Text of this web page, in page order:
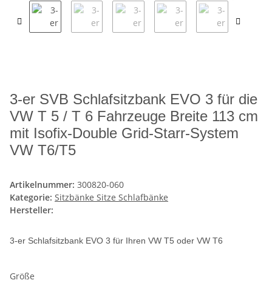
3-er SVB Schlafsitzbank EVO 3 für die
VW T 5 / T 6 Fahrzeuge Breite 113 cm
mit Isofix-Double Grid-Starr-System
VW T6/T5
Artikelnummer: 300820-060
Kategorie: Sitzbänke Sitze Schlafbänke
Hersteller:
3-er Schlafsitzbank EVO 3 für Ihren VW T5 oder VW T6
Größe